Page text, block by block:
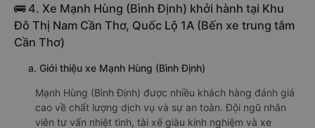
🚌 4. Xe Mạnh Hùng (Bình Định) khởi hành tại Khu
Đô Thị Nam Cần Thơ, Quốc Lộ 1A (Bến xe trung tâm
Cần Thơ)
a. Giới thiệu xe Mạnh Hùng (Bình Định)
Mạnh Hùng (Bình Định) được nhiều khách hàng đánh giá
cao về chất lượng dịch vụ và sự an toàn. Đội ngũ nhân
viên tư vấn nhiệt tình, tài xế giàu kinh nghiệm và xe